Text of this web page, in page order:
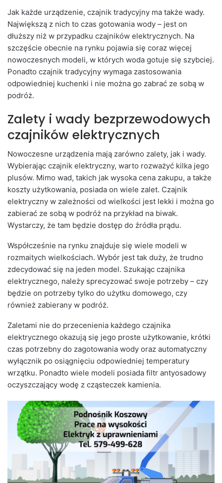
Jak każde urządzenie, czajnik tradycyjny ma także wady.
Największą z nich to czas gotowania wody – jest on
dłuższy niż w przypadku czajników elektrycznych. Na
szczęście obecnie na rynku pojawia się coraz więcej
nowoczesnych modeli, w których woda gotuje się szybciej.
Ponadto czajnik tradycyjny wymaga zastosowania
odpowiedniej kuchenki i nie można go zabrać ze sobą w
podróż.
Zalety i wady bezprzewodowych
czajników elektrycznych
Nowoczesne urządzenia mają zarówno zalety, jak i wady.
Wybierając czajnik elektryczny, warto rozważyć kilka jego
plusów. Mimo wad, takich jak wysoka cena zakupu, a także
koszty użytkowania, posiada on wiele zalet. Czajnik
elektryczny w zależności od wielkości jest lekki i można go
zabierać ze sobą w podróż na przykład na biwak.
Wystarczy, że tam będzie dostęp do źródła prądu.
Współcześnie na rynku znajduje się wiele modeli w
rozmaitych wielkościach. Wybór jest tak duży, że trudno
zdecydować się na jeden model. Szukając czajnika
elektrycznego, należy sprecyzować swoje potrzeby – czy
będzie on potrzeby tylko do użytku domowego, czy
również zabierany w podróż.
Zaletami nie do przecenienia każdego czajnika
elektrycznego okazują się jego proste użytkowanie, krótki
czas potrzebny do zagotowania wody oraz automatyczny
wyłącznik po osiągnięciu odpowiedniej temperatury
wrzątku. Ponadto wiele modeli posiada filtr antyosadowy
oczyszczający wodę z cząsteczek kamienia.